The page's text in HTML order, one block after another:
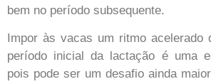
bem no período subsequente.
Impor às vacas um ritmo acelerado
período inicial da lactação é uma
pois pode ser um desafio ainda